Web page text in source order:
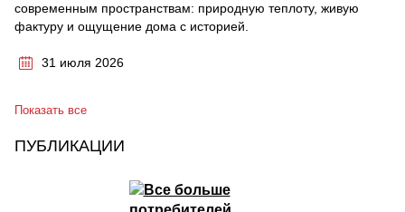
современным пространствам: природную теплоту, живую
фактуру и ощущение дома с историей.
31 июля 2026
Показать все
ПУБЛИКАЦИИ